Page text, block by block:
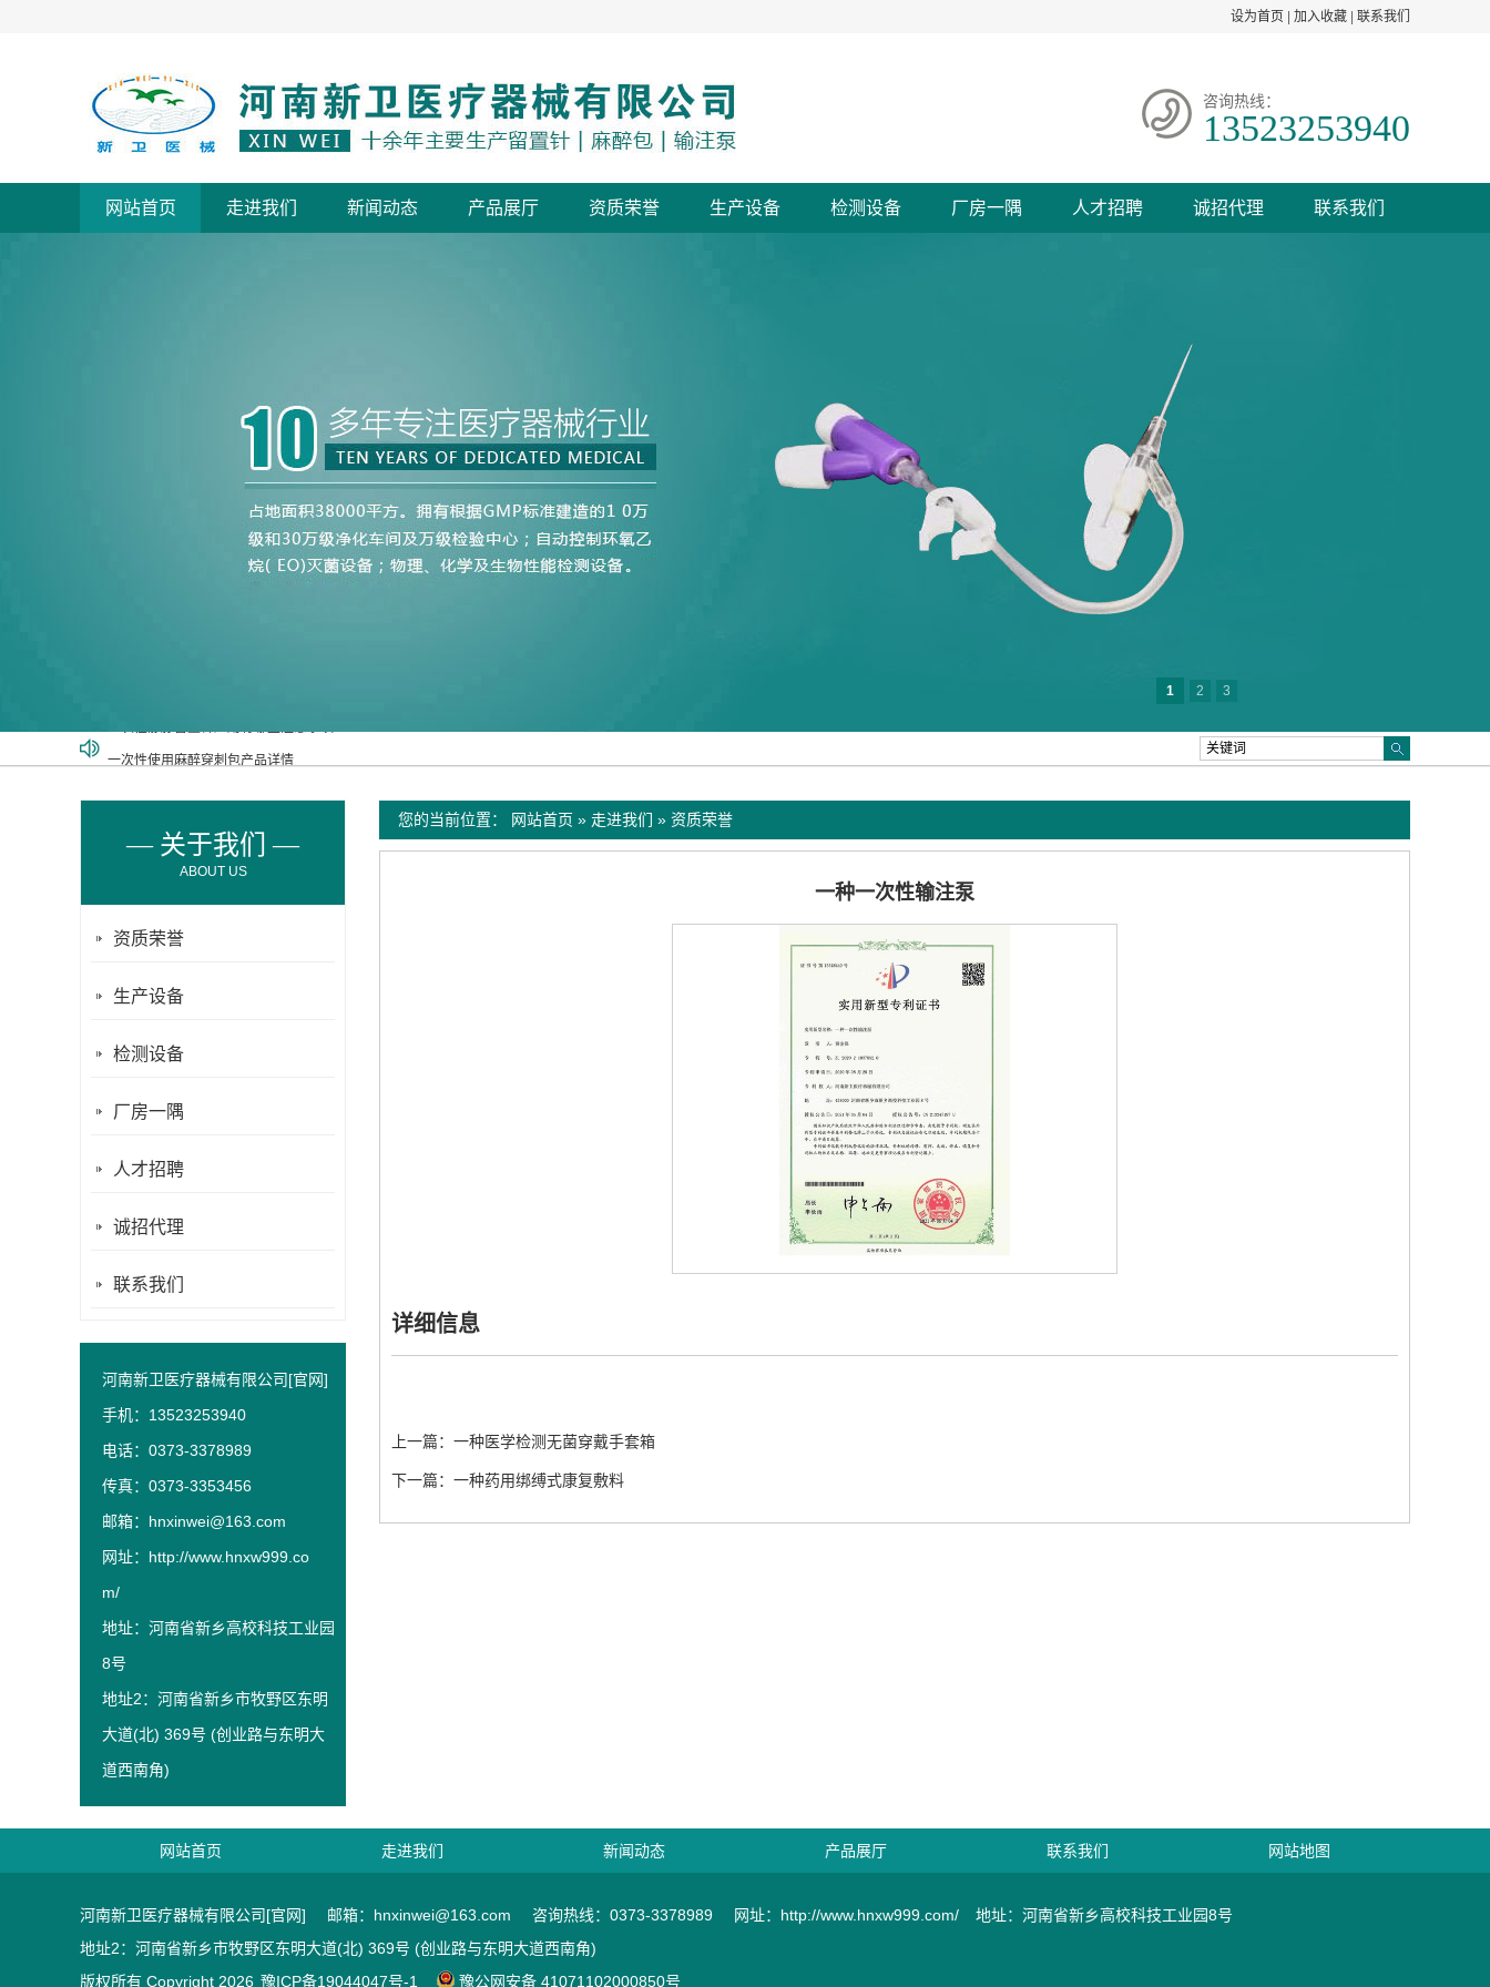
设为首页 加入收藏 联系我们
咨询热线：
13523253940
网站首页 走进我们 新闻动态 产品展厅 资质荣誉 生产设备 检测设备 厂房一隅 人才招聘 诚招代理 联系我们
1 2 3
输注泵的使用目的和使用方法
您的当前位置： 网站首页 » 走进我们 » 资质荣誉
一种一次性输注泵
详细信息
上一篇： 一种医学检测无菌穿戴手套箱
下一篇： 一种药用绑缚式康复敷料
— 关于我们 —
ABOUT US
资质荣誉
生产设备
检测设备
厂房一隅
人才招聘
诚招代理
联系我们
河南新卫医疗器械有限公司[官网]
手机：13523253940
电话：0373-3378989
传真：0373-3353456
邮箱：hnxinwei@163.com
网址： http://www.hnxw999.co
m/
地址：河南省新乡高校科技工业园
8号
地址2：河南省新乡市牧野区东明
大道(北) 369号 (创业路与东明大
道西南角)
网站首页 走进我们 新闻动态 产品展厅 联系我们 网站地图
河南新卫医疗器械有限公司[官网] 邮箱：hnxinwei@163.com 咨询热线：0373-3378989 网址：http://www.hnxw999.com/
地址：河南省新乡高校科技工业园8号
地址2：河南省新乡市牧野区东明大道(北) 369号 (创业路与东明大道西南角)
版权所有 Copyright 2026 豫ICP备19044047号-1 豫公网安备 41071102000850号